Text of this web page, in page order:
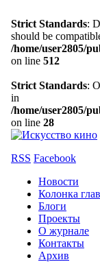
Strict Standards:
should be
/home/user2805/
on line 512
Strict Standards:
in
/home/user2805/
on line 28
RSS Facebook
Новости
Колонка
Блоги
Проекты
О журнале
Контакты
Архив